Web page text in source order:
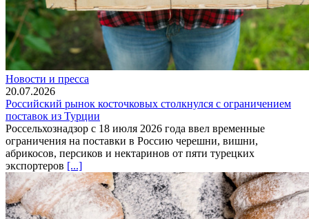
Новости и пресса
20.07.2026
Российский рынок косточковых столкнулся с ограничением
поставок из Турции
Россельхознадзор с 18 июля 2026 года ввел временные
ограничения на поставки в Россию черешни, вишни,
абрикосов, персиков и нектаринов от пяти турецких
экспортеров [...]